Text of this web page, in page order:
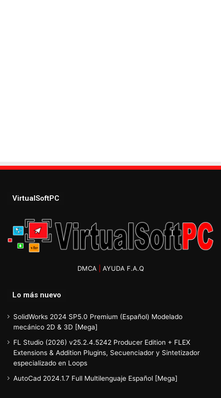
VirtualSoftPC
DMCA AYUDA F.A.Q
Lo más nuevo
SolidWorks 2024 SP5.0 Premium (Español) Modelado
mecánico 2D & 3D [Mega]
FL Studio (2026) v25.2.4.5242 Producer Edition + FLEX
Extensions & Addition Plugins, Secuenciador y Sintetizador
especializado en Loops
AutoCad 2024.1.7 Full Multilenguaje Español [Mega]